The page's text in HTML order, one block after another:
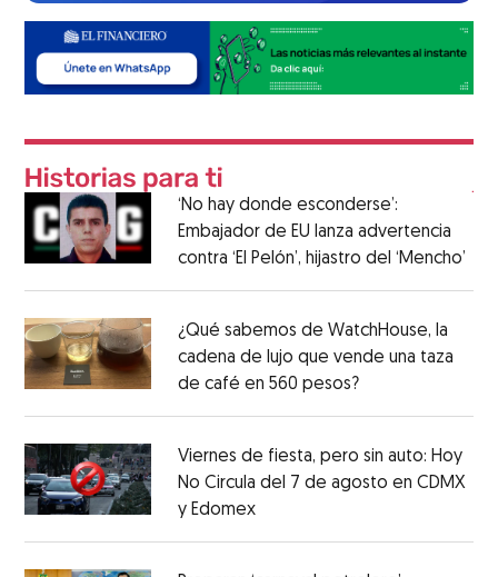
‘No hay donde esconderse’:
Embajador de EU lanza advertencia
contra ‘El Pelón’, hijastro del ‘Mencho’
¿Qué sabemos de WatchHouse, la
cadena de lujo que vende una taza
de café en 560 pesos?
Viernes de fiesta, pero sin auto: Hoy
No Circula del 7 de agosto en CDMX
y Edomex